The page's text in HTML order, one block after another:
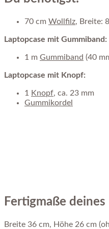
70 cm Wollfilz, Breite:
Laptopcase mit Gummiband:
1 m Gummiband (40
Laptopcase mit Knopf:
1 Knopf, ca. 23 mm
Gummikordel
Fertigmaße deines
Breite 36 cm, Höhe 26 cm